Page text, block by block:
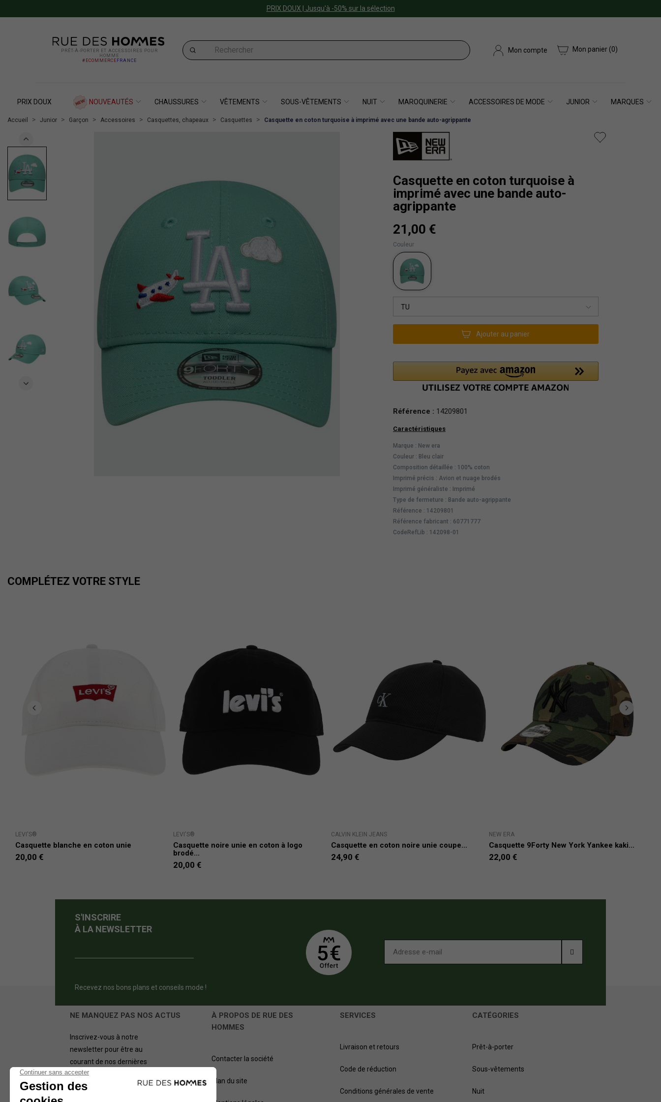
PRIX DOUX | Jusqu'à -50% sur la sélection
PRÊT-À-PORTER ET ACCESSOIRES POUR
HOMME
#ECOMMERCE FRANCE
Mon compte Mon panier (0)
PRIX DOUX NOUVEAUTÉS CHAUSSURES VÊTEMENTS SOUS-VÊTEMENTS NUIT MAROQUINERIE ACCESSOIRES DE MODE JUNIOR MARQUES
Accueil Junior Garçon Accessoires Casquettes, chapeaux Casquettes Casquette en coton turquoise à imprimé avec une bande auto-agrippante
Casquette en coton turquoise à
imprimé avec une bande auto-
agrippante
21,00 €
Couleur
TU
Ajouter au panier
Référence : 14209801
Caractéristiques
Marque : New era
Couleur : Bleu clair
Composition détaillée : 100% coton
Imprimé précis : Avion et nuage brodés
Imprimé généraliste : Imprimé
Type de fermeture : Bande auto-agrippante
Référence : 14209801
Référence fabricant : 60771777
CodeRefLib : 142098-01
COMPLÉTEZ VOTRE STYLE
LEVI'S®
Casquette blanche en coton unie
20,00 €
LEVI'S®
Casquette noire unie en coton à logo
brodé...
20,00 €
CALVIN KLEIN JEANS
Casquette en coton noire unie coupe...
24,90 €
NEW ERA
Casquette 9Forty New York Yankee kaki...
22,00 €
S'INSCRIRE
À LA NEWSLETTER
Recevez nos bons plans et conseils mode !
NE MANQUEZ PAS NOS ACTUS
Inscrivez-vous à notre
newsletter pour être au
courant de nos dernières
offres.
À PROPOS DE RUE DES
HOMMES
Contacter la société
Plan du site
SERVICES
Livraison et retours
Code de réduction
Conditions générales de vente
CATÉGORIES
Prêt-à-porter
Sous-vêtements
Nuit